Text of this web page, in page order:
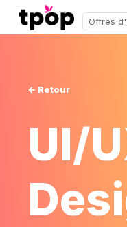
Offres
← Retour
UI/